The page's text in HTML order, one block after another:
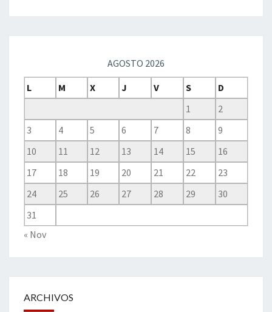
AGOSTO 2026
L
M X J V S
D
1
2
3
4 5 6 7 8
9
10
11 12 13 14 15
16
17
18 19 20 21 22
23
24
25 26 27 28 29
30
31
« Nov
ARCHIVOS